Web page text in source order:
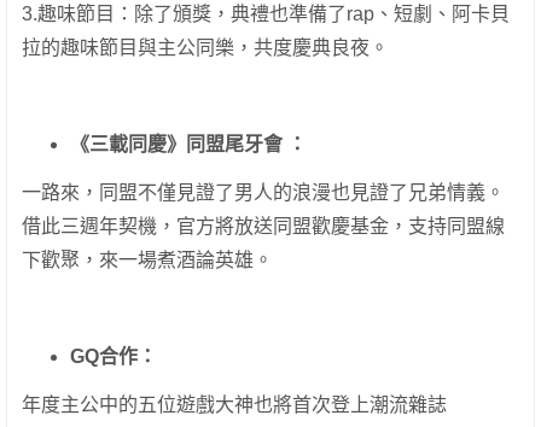
3.趣味節目：除了頒獎，典禮也準備了rap、短劇、阿卡貝
拉的趣味節目與主公同樂，共度慶典良夜。
《三載同慶》同盟尾牙會 ：
一路來，同盟不僅見證了男人的浪漫也見證了兄弟情義。
借此三週年契機，官方將放送同盟歡慶基金，支持同盟線
下歡聚，來一場煮酒論英雄。
GQ合作：
年度主公中的五位遊戲大神也將首次登上潮流雜誌